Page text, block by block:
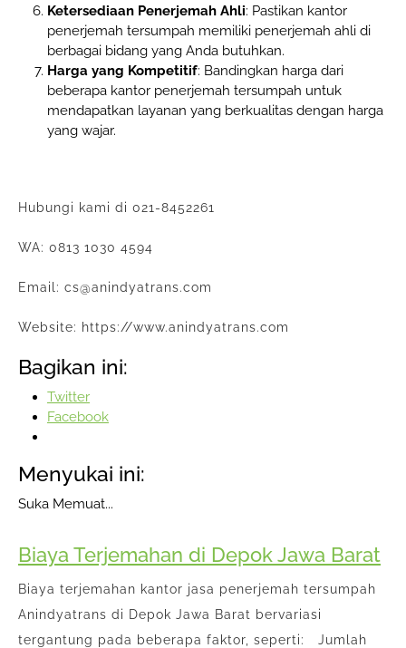
Ketersediaan Penerjemah Ahli: Pastikan kantor
penerjemah tersumpah memiliki penerjemah ahli di
berbagai bidang yang Anda butuhkan.
Harga yang Kompetitif: Bandingkan harga dari
beberapa kantor penerjemah tersumpah untuk
mendapatkan layanan yang berkualitas dengan harga
yang wajar.
Hubungi kami di 021-8452261
WA: 0813 1030 4594
Email: cs@anindyatrans.com
Website: https://www.anindyatrans.com
Bagikan ini:
Twitter
Facebook
Menyukai ini:
Suka Memuat...
Biaya Terjemahan di Depok Jawa Barat
Biaya terjemahan kantor jasa penerjemah tersumpah
Anindyatrans di Depok Jawa Barat bervariasi
tergantung pada beberapa faktor, seperti: Jumlah